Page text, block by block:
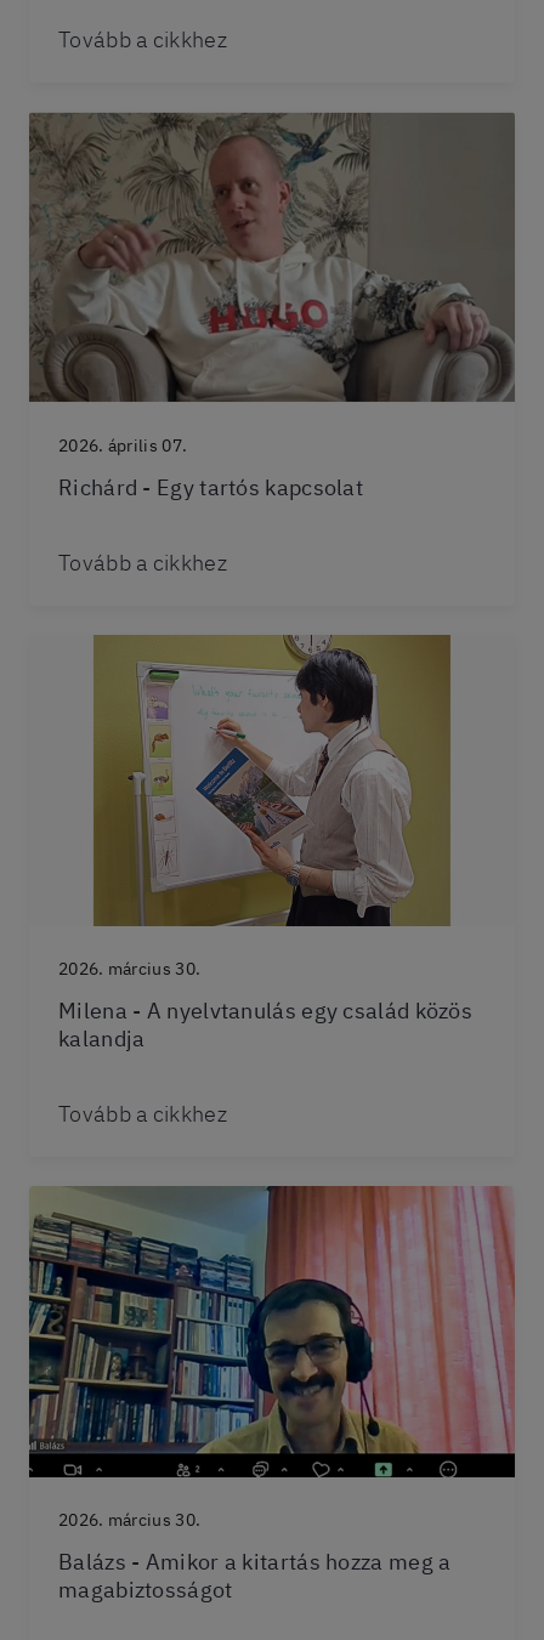
Tovább a cikkhez
2026. április 07.
Richárd - Egy tartós kapcsolat
Tovább a cikkhez
2026. március 30.
Milena - A nyelvtanulás egy család közös
kalandja
Tovább a cikkhez
2026. március 30.
Balázs - Amikor a kitartás hozza meg a
magabiztosságot